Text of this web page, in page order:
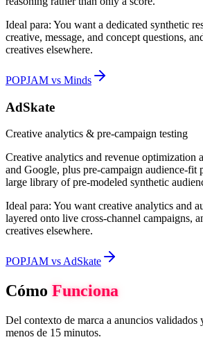
Ideal para: You want a dedicated synthetic
creative, message, and concept questions,
creatives elsewhere.
POPJAM vs Minds
AdSkate
Creative analytics & pre-campaign testing
Creative analytics and revenue optimization
and Google, plus pre-campaign audience-fit
large library of pre-modeled synthetic
Ideal para: You want creative analytics and
layered onto live cross-channel campaigns,
creatives elsewhere.
POPJAM vs AdSkate
Cómo Funciona
Del contexto de marca a anuncios validados
menos de 15 minutos.